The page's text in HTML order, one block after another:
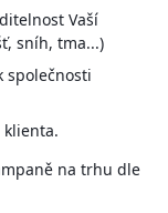
Vaší
sníh, tma...)
společnosti
klienta.
na trhu dle